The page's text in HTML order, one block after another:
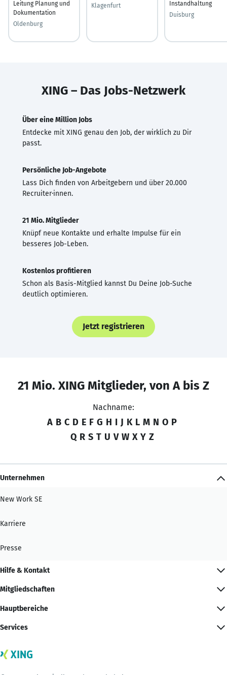
Leitung Planung und
Dokumentation
Oldenburg
Klagenfurt
Instandhaltung
Duisburg
XING – Das Jobs-Netzwerk
Über eine Million Jobs
Entdecke mit XING genau den Job, der wirklich zu Dir
passt.
Persönliche Job-Angebote
Lass Dich finden von Arbeitgebern und über 20.000
Recruiter·innen.
21 Mio. Mitglieder
Knüpf neue Kontakte und erhalte Impulse für ein
besseres Job-Leben.
Kostenlos profitieren
Schon als Basis-Mitglied kannst Du Deine Job-Suche
deutlich optimieren.
Jetzt registrieren
21 Mio. XING Mitglieder, von A bis Z
Nachname:
A B C D E F G H I J K L M N O P
Q R S T U V W X Y Z
Unternehmen
New Work SE
Karriere
Presse
Hilfe & Kontakt
Mitgliedschaften
Hauptbereiche
Services